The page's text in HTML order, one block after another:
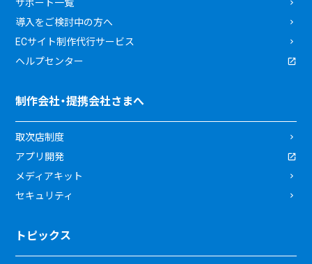
サポート一覧
導入をご検討中の方へ
ECサイト制作代行サービス
ヘルプセンター
制作会社・提携会社さまへ
取次店制度
アプリ開発
メディアキット
セキュリティ
トピックス